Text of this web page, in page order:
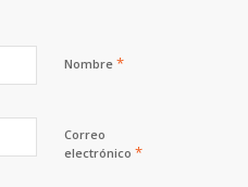
Nombre *
Correo
electrónico *